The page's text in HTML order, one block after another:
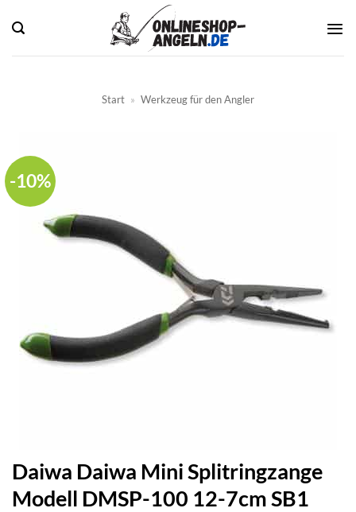
Inhalt
springen
Start » Werkzeug für den Angler
-10%
Daiwa Daiwa Mini Splitringzange
Modell DMSP-100 12-7cm SB1